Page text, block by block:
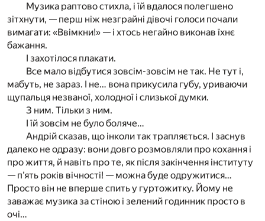
Музика раптово стихла, і їй вдалося полегшено
зітхнути, — перш ніж незграйні дівочі голоси почали
вимагати: «Ввімкни!» — і хтось негайно виконав їхнє
бажання.
І захотілося плакати.
Все мало відбутися зовсім-зовсім не так. Не тут і,
мабуть, не зараз. І не… вона прикусила губу, уриваючи
щупальця незваної, холодної і слизької думки.
З ним. Тільки з ним.
І їй зовсім не було боляче…
Андрій сказав, що інколи так трапляється. І заснув
далеко не одразу: вони довго розмовляли про кохання і
про життя, й навіть про те, як після закінчення інституту
— п’ять років вічності! — можна буде одружитися…
Просто він не вперше спить у гуртожитку. Йому не
заважає музика за стіною і зелений годинник просто в
очі…